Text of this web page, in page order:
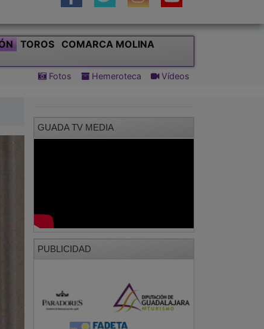
TOROS
COMARCA MOLINA
Fotos Hemeroteca Vídeos
GUADA TV MEDIA
PUBLICIDAD